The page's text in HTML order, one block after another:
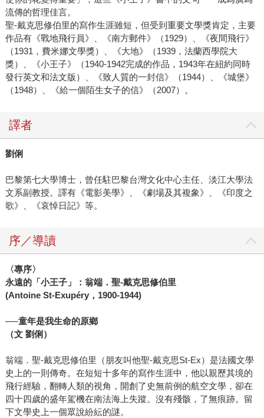
流傳的哲理佳言。
聖-戴克思修伯里的寫作生涯雖短，但受到重要文學獎肯定，主要
作品有《戰地飛行員》、《南方郵件》（1929）、《夜間飛行》
（1931，費米娜文學獎）、《大地》（1939，法蘭西學院大
獎）、《小王子》（1940-1942完成的作品，1943年在紐約同時
發行英文和法文版）、《致人質的一封信》（1944）、《城堡》
（1948）、《給一個陌生女子的信》（2007）。
譯者
劉俐
巴黎第七大學博士，曾任駐巴黎台灣文化中心主任、淡江大學法
文系副教授。譯有《電影美學》、《劇場及其複象》、《印度之
歌》、《哀悼日記》等。
序／導讀
〈專序〉
永遠的「小王子」：翁端．聖-戴克思修伯里
(Antoine St-Exupéry，1900-1944)
──童年是我生命的原鄉
（文 劉俐）
翁端．聖-戴克思修伯里（朋友叫他聖-戴克思St-Ex）是法國文學
史上的一則傳奇。在短短十多年的寫作生涯中，他以親歷其境的
飛行經驗，翻轉人類的視角，開創了史無前例的航空文學，卻在
四十四歲的盛年駕機在南法海上失蹤。沒有殘骸，了無痕跡。留
下文學史上一個眾說紛紜的謎。